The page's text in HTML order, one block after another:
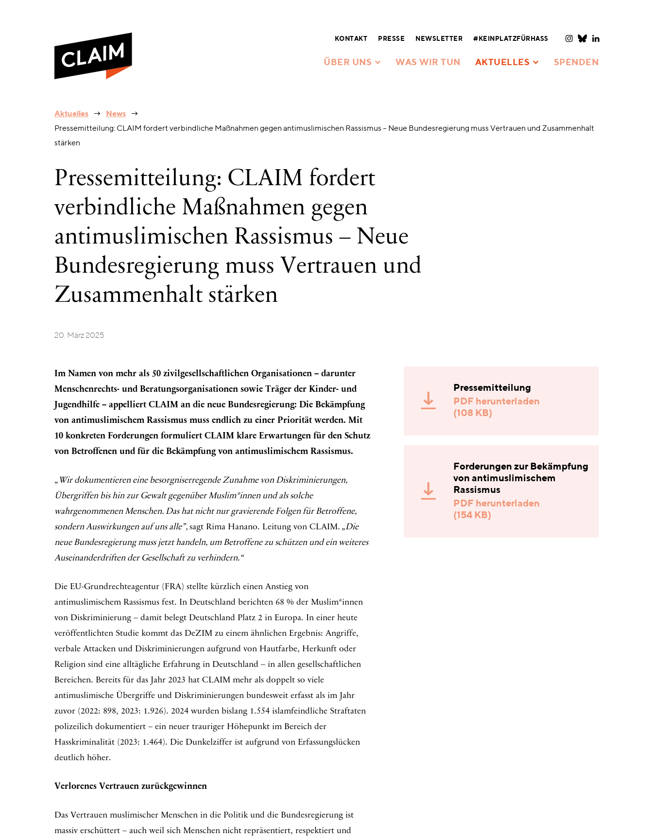
KONTAKT PRESSE NEWSLETTER #KEINPLATZFÜRHASS
ÜBER UNS WAS WIR TUN AKTUELLES SPENDEN
Pressemitteilung:
antimuslimischen
Aktuelles
News
Pressemitteilung: CLAIM fordert verbindliche Maßnahmen gegen antimuslimischen Rassismus – Neue Bundesregierung muss Vertrauen und Zusammenhalt
stärken
Pressemitteilung: CLAIM fordert
verbindliche Maßnahmen gegen
antimuslimischen Rassismus – Neue
Bundesregierung muss Vertrauen und
Zusammenhalt stärken
20. März 2025
Im Namen von mehr als 50 zivilgesellschaftlichen Organisationen – darunter
Menschenrechts- und Beratungsorganisationen sowie Träger der Kinder- und
Jugendhilfe – appelliert CLAIM an die neue Bundesregierung: Die Bekämpfung
von antimuslimischem Rassismus muss endlich zu einer Priorität werden. Mit
10 konkreten Forderungen formuliert CLAIM klare Erwartungen für den Schutz
von Betroffenen und für die Bekämpfung von antimuslimischem Rassismus.
„ Wir dokumentieren eine besorgniserregende Zunahme von Diskriminierungen,
Übergriffen bis hin zur Gewalt gegenüber Muslim*innen und als solche
wahrgenommenen Menschen. Das hat nicht nur gravierende Folgen für Betroffene,
sondern Auswirkungen auf uns alle”, sagt Rima Hanano. Leitung von CLAIM. „Die
neue Bundesregierung muss jetzt handeln, um Betroffene zu schützen und ein weiteres
Auseinanderdriften der Gesellschaft zu verhindern.“
Die EU-Grundrechteagentur (FRA) stellte kürzlich einen Anstieg von
antimuslimischem Rassismus fest. In Deutschland berichten 68 % der Muslim*innen
von Diskriminierung – damit belegt Deutschland Platz 2 in Europa. In einer heute
veröffentlichten Studie kommt das DeZIM zu einem ähnlichen Ergebnis: Angriffe,
verbale Attacken und Diskriminierungen aufgrund von Hautfarbe, Herkunft oder
Religion sind eine alltägliche Erfahrung in Deutschland – in allen gesellschaftlichen
Bereichen. Bereits für das Jahr 2023 hat CLAIM mehr als doppelt so viele
antimuslimische Übergriffe und Diskriminierungen bundesweit erfasst als im Jahr
zuvor (2022: 898, 2023: 1.926). 2024 wurden bislang 1.554 islamfeindliche Straftaten
polizeilich dokumentiert – ein neuer trauriger Höhepunkt im Bereich der
Hasskriminalität (2023: 1.464). Die Dunkelziffer ist aufgrund von Erfassungslücken
deutlich höher.
Verlorenes Vertrauen zurückgewinnen
Das Vertrauen muslimischer Menschen in die Politik und die Bundesregierung ist
massiv erschüttert – auch weil sich Menschen nicht repräsentiert, respektiert und
Pressemitteilung
PDF herunterladen
(108 KB)
Forderungen zur Bekämpfung
von antimuslimischem
Rassismus
PDF herunterladen
(154 KB)